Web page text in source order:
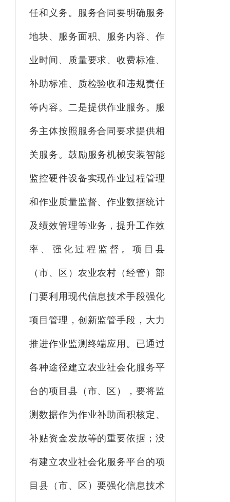
任和义务。服务合同要明确服务
地块、服务面积、服务内容、作
业时间、质量要求、收费标准、
补助标准、质检验收和违规责任
等内容。 二是提供作业服务。 服
务主体按照服务合同要求提供相
关服务。 鼓励服务机械安装智能
监控硬件设备实现作业过程管理
和作业质量监督、作业数据统计
及绩效管理等业务，提升工作效
率、强化过程监督 。项目县
（市、区） 农业农村 （经管）部
门 要利用现代信息技术手段强化
项目管理，创新监管手段，大力
推进作业监测终端应用。已通过
各种途径建立农业社会化服务平
台的项目县 （市、区） ，要将监
测数据作为作业补助面积核定、
补贴资金发放等的重要依据；没
有建立农业社会化服务平台的项
目县 （市、区）要强化信息技术